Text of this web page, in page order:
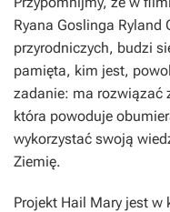
Ryana Goslinga Ryland
przyrodniczych, budzi
pamięta, kim jest,
zadanie: ma rozwiązać
która powoduje
wykorzystać swoją
Ziemię.
Projekt Hail Mary jest w